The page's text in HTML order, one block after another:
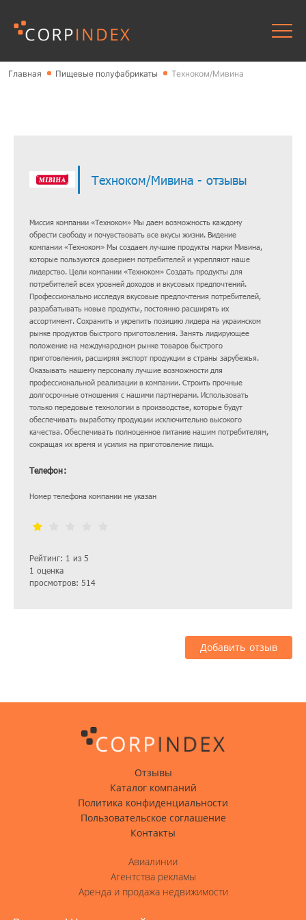
Главная Пищевые полуфабрикаты Техноком/Мивина
Техноком/Мивина - отзывы
Миссия компании «Техноком» Мы даем возможность каждому
обрести свободу и почувствовать все вкусы жизни. Видение
компании «Техноком» Мы создаем лучшие продукты марки Мивина,
которые пользуются доверием потребителей и укрепляют наше
лидерство. Цели компании «Техноком» Создать продукты для
потребителей всех уровней доходов и вкусовых предпочтений.
Профессионально исследуя вкусовые предпочтения потребителей,
разрабатывать новые продукты, постоянно расширять их
ассортимент. Сохранить и укрепить позицию лидера на украинском
рынке продуктов быстрого приготовления. Занять лидирующее
положение на международном рынке товаров быстрого
приготовления, расширяя экспорт продукции в страны зарубежья.
Оказывать нашему персоналу лучшие возможности для
профессиональной реализации в компании. Строить прочные
долгосрочные отношения с нашими партнерами. Использовать
только передовые технологии в производстве, которые будут
обеспечивать выработку продукции исключительно высокого
качества. Обеспечивать полноценное питание нашим потребителям,
сокращая их время и усилия на приготовление пищи.
Рейтинг: 1 из 5
1 оценка
просмотров: 514
Телефон:
Номер телефона компании не указан
Добавить отзыв
Отзывы
Каталог компаний
Политика конфиденциальности
Пользовательское соглашение
Контакты
Авиалинии
Агентства рекламы
Аренда и продажа недвижимости